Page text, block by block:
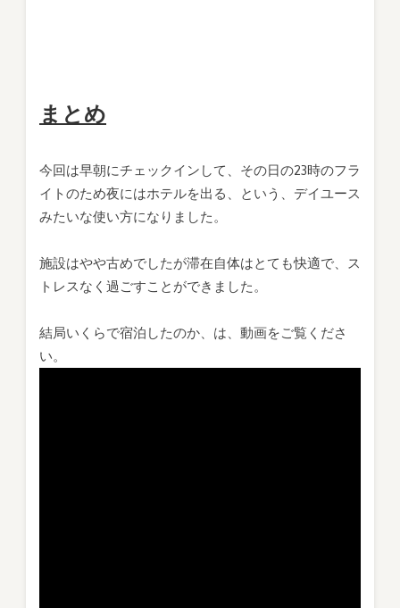
まとめ
今回は早朝にチェックインして、その日の23時のフラ
イトのため夜にはホテルを出る、という、デイユース
みたいな使い方になりました。
施設はやや古めでしたが滞在自体はとても快適で、ス
トレスなく過ごすことができました。
結局いくらで宿泊したのか、は、動画をご覧くださ
い。